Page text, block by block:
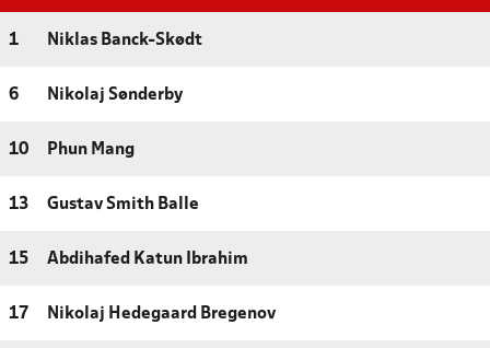
1 Niklas Banck-Skødt
6 Nikolaj Sønderby
10 Phun Mang
13 Gustav Smith Balle
15 Abdihafed Katun Ibrahim
17 Nikolaj Hedegaard Bregenov